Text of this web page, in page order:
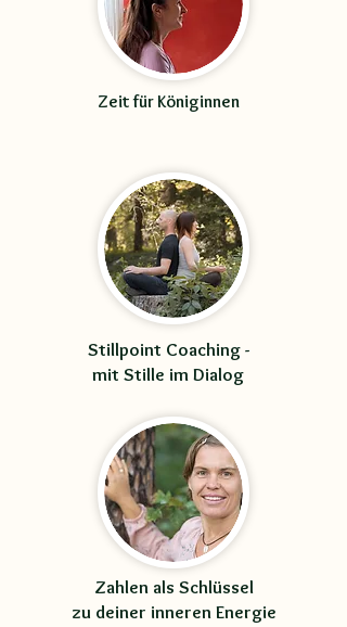
Zeit für Königinnen
Stillpoint Coaching -
mit Stille im Dialog
Zahlen als Schlüssel
zu deiner inneren Energie